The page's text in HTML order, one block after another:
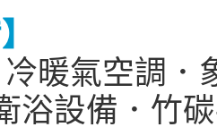
暖氣空調．
浴設備．竹